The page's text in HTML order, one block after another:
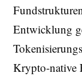
Entwicklung
Krypto-native